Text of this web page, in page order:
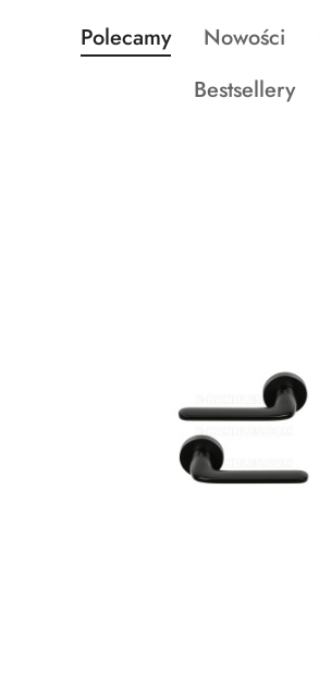
Pomiń karuzelę produktów
Produkty
o
Polecamy
Produkty
statusie:
Nowości
Produkty
Bestsellery